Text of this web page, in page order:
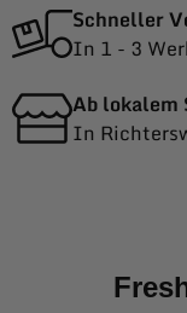
Schneller
In 1 - 3
Ab lokalem
In